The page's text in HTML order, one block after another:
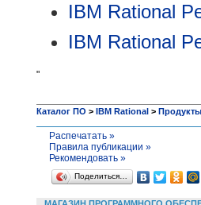
IBM Rational
IBM Rational
"
Каталог ПО > IBM Rational > Продукты
Распечатать »
Правила публикации »
Рекомендовать »
Поделиться…